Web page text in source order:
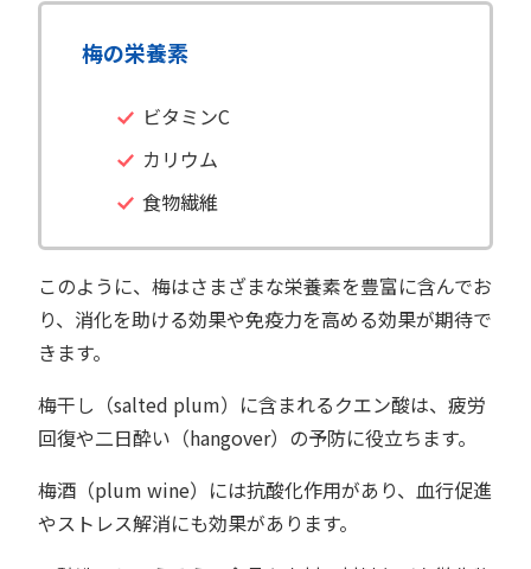
梅の栄養素
ビタミンC
カリウム
食物繊維
このように、梅はさまざまな栄養素を豊富に含んでお
り、消化を助ける効果や免疫力を高める効果が期待で
きます。
梅干し（salted plum）に含まれるクエン酸は、疲労
回復や二日酔い（hangover）の予防に役立ちます。
梅酒（plum wine）には抗酸化作用があり、血行促進
やストレス解消にも効果があります。